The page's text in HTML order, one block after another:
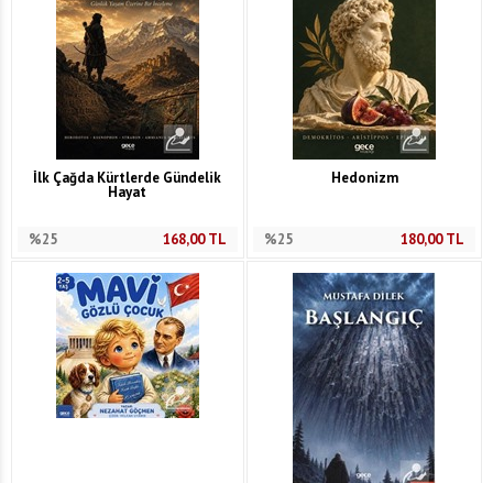
İlk Çağda Kürtlerde Gündelik
Hayat
%25 168,00TL
Hedonizm
%25 180,00TL